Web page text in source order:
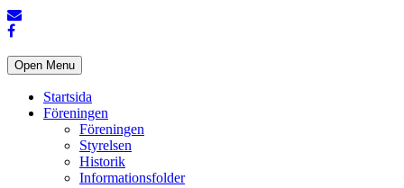
Open Menu
Startsida
Föreningen
Föreningen
Styrelsen
Historik
Informationsfolder